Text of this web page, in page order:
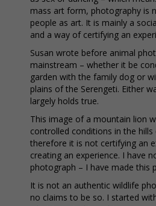
mass art form, photography is
people as art. It is mainly a
and a way of certifying an
Susan wrote before animal
mainstream – whether it be
garden with the family dog or
plains of the Serengeti. Either
largely holds true.
This image of a mountain lion
controlled conditions in the
therefore it is not certifying an
creating an experience. I have
photograph – I have made this
It is not an authentic wildlife
no claims to be so. I started